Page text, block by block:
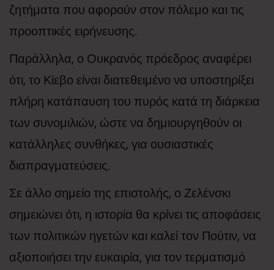
ζητήματα που αφορούν στον πόλεμο και τις
προοπτικές ειρήνευσης.
Παράλληλα, ο Ουκρανός πρόεδρος αναφέρει
ότι, το Κίεβο είναι διατεθειμένο να υποστηρίξει
πλήρη κατάπαυση του πυρός κατά τη διάρκεια
των συνομιλιών, ώστε να δημιουργηθούν οι
κατάλληλες συνθήκες, για ουσιαστικές
διαπραγματεύσεις.
Σε άλλο σημείο της επιστολής, ο Ζελένσκι
σημειώνει ότι, η ιστορία θα κρίνει τις αποφάσεις
των πολιτικών ηγετών και καλεί τον Πούτιν, να
αξιοποιήσει την ευκαιρία, για τον τερματισμό